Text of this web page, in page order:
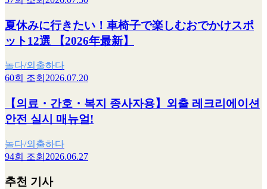
夏休みに行きたい！車椅子で楽しむおでかけスポ
ット12選 【2026年最新】
놀다/외출하다
60회 조회 2026.07.20
【의료・간호・복지 종사자용】외출 레크리에이션
안전 실시 매뉴얼!
놀다/외출하다
94회 조회 2026.06.27
추천 기사